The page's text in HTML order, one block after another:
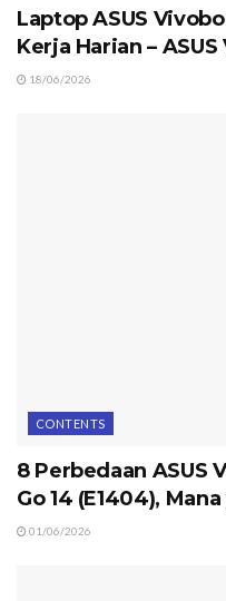
Laptop ASUS
Kerja Harian –
18/06/2026
CONTENTS
8 Perbedaan ASUS
Go 14 (E1404),
01/06/2026